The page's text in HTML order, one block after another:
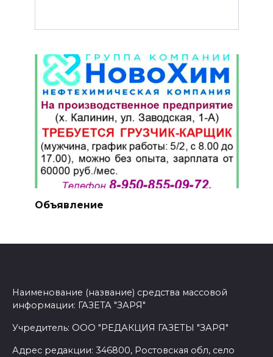
Объявление
Наименование (название) средства массовой
информации: ГАЗЕТА "ЗАРЯ"
Учредитель: ООО "РЕДАКЦИЯ ГАЗЕТЫ "ЗАРЯ"
Адрес редакции: 346800, Ростовская обл, село